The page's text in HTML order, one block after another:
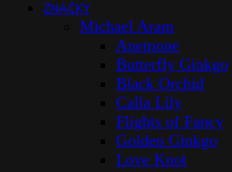
ZNAČKY
Michael Aram
Anemone
Butterfly Ginkgo
Black Orchid
Calla Lily
Flights of Fancy
Golden Ginkgo
Love Knot